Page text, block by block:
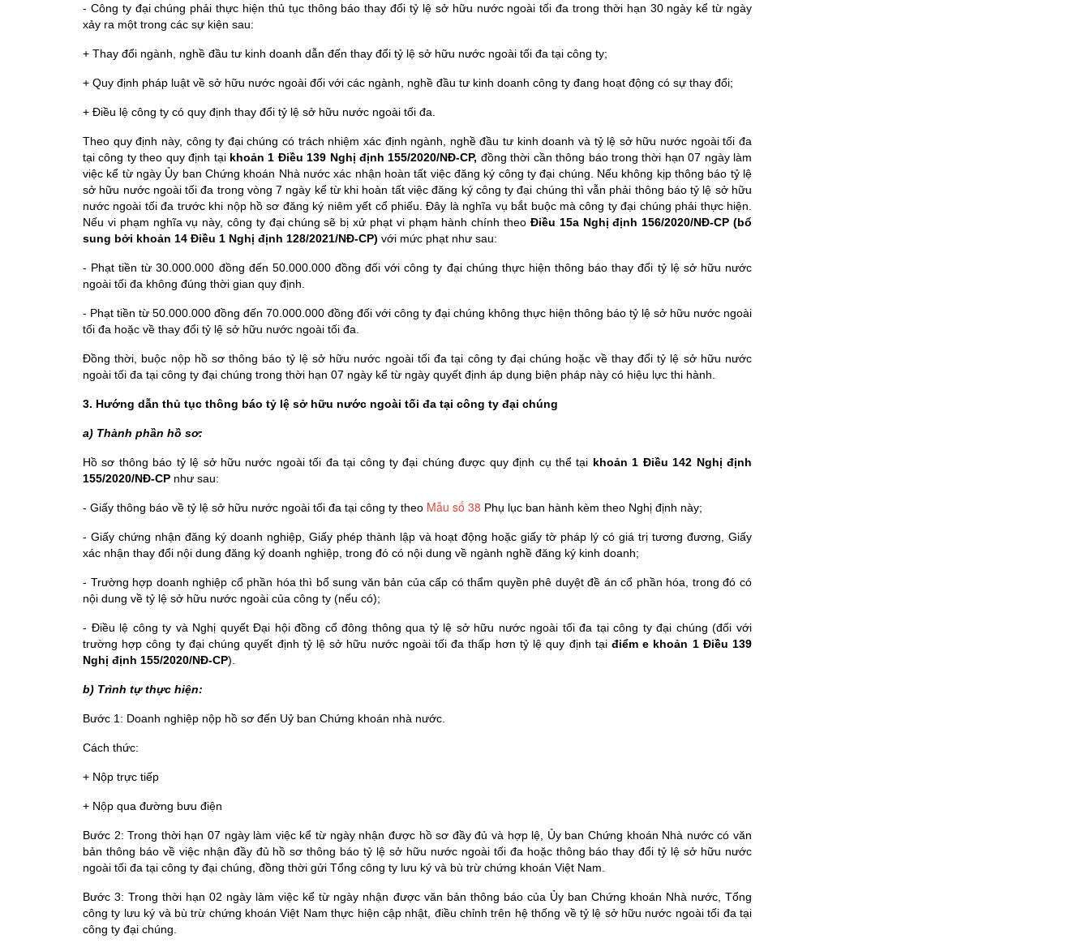
- Công ty đại chúng phải thực hiện thủ tục thông báo thay đổi tỷ lệ sở hữu nước ngoài tối đa trong thời hạn 30 ngày kể từ ngày
xảy ra một trong các sự kiện sau:
+ Thay đổi ngành, nghề đầu tư kinh doanh dẫn đến thay đổi tỷ lệ sở hữu nước ngoài tối đa tại công ty;
+ Quy định pháp luật về sở hữu nước ngoài đối với các ngành, nghề đầu tư kinh doanh công ty đang hoạt động có sự thay đổi;
+ Điều lệ công ty có quy định thay đổi tỷ lệ sở hữu nước ngoài tối đa.
Theo quy định này, công ty đại chúng có trách nhiệm xác định ngành, nghề đầu tư kinh doanh và tỷ lệ sở hữu nước ngoài tối đa
tại công ty theo quy định tại khoản 1 Điều 139 Nghị định 155/2020/NĐ-CP, đồng thời cần thông báo trong thời hạn 07 ngày làm
việc kể từ ngày Ủy ban Chứng khoán Nhà nước xác nhận hoàn tất việc đăng ký công ty đại chúng. Nếu không kịp thông báo tỷ lệ
sở hữu nước ngoài tối đa trong vòng 7 ngày kể từ khi hoàn tất việc đăng ký công ty đại chúng thì vẫn phải thông báo tỷ lệ sở hữu
nước ngoài tối đa trước khi nộp hồ sơ đăng ký niêm yết cổ phiếu. Đây là nghĩa vụ bắt buộc mà công ty đại chúng phải thực hiện.
Nếu vi phạm nghĩa vụ này, công ty đại chúng sẽ bị xử phạt vi phạm hành chính theo Điều 15a Nghị định 156/2020/NĐ-CP (bổ
sung bởi khoản 14 Điều 1 Nghị định 128/2021/NĐ-CP) với mức phạt như sau:
- Phạt tiền từ 30.000.000 đồng đến 50.000.000 đồng đối với công ty đại chúng thực hiện thông báo thay đổi tỷ lệ sở hữu nước
ngoài tối đa không đúng thời gian quy định.
- Phạt tiền từ 50.000.000 đồng đến 70.000.000 đồng đối với công ty đại chúng không thực hiện thông báo tỷ lệ sở hữu nước ngoài
tối đa hoặc về thay đổi tỷ lệ sở hữu nước ngoài tối đa.
Đồng thời, buộc nộp hồ sơ thông báo tỷ lệ sở hữu nước ngoài tối đa tại công ty đại chúng hoặc về thay đổi tỷ lệ sở hữu nước
ngoài tối đa tại công ty đại chúng trong thời hạn 07 ngày kể từ ngày quyết định áp dụng biện pháp này có hiệu lực thi hành.
3. Hướng dẫn thủ tục thông báo tỷ lệ sở hữu nước ngoài tối đa tại công ty đại chúng
a) Thành phần hồ sơ:
Hồ sơ thông báo tỷ lệ sở hữu nước ngoài tối đa tại công ty đại chúng được quy định cụ thể tại khoản 1 Điều 142 Nghị định
155/2020/NĐ-CP như sau:
- Giấy thông báo về tỷ lệ sở hữu nước ngoài tối đa tại công ty theo Mẫu số 38 Phụ lục ban hành kèm theo Nghị định này;
- Giấy chứng nhận đăng ký doanh nghiệp, Giấy phép thành lập và hoạt động hoặc giấy tờ pháp lý có giá trị tương đương, Giấy
xác nhận thay đổi nội dung đăng ký doanh nghiệp, trong đó có nội dung về ngành nghề đăng ký kinh doanh;
- Trường hợp doanh nghiệp cổ phần hóa thì bổ sung văn bản của cấp có thẩm quyền phê duyệt đề án cổ phần hóa, trong đó có
nội dung về tỷ lệ sở hữu nước ngoài của công ty (nếu có);
- Điều lệ công ty và Nghị quyết Đại hội đồng cổ đông thông qua tỷ lệ sở hữu nước ngoài tối đa tại công ty đại chúng (đối với
trường hợpcông ty đại chúng quyết định tỷ lệ sở hữu nước ngoài tối đa thấp hơn tỷ lệquy định tại điểm e khoản 1 Điều 139
Nghị định 155/2020/NĐ-CP).
b) Trình tự thực hiện:
Bước 1: Doanh nghiệp nộp hồ sơ đến Uỷ ban Chứng khoán nhà nước.
Cách thức:
+ Nộp trực tiếp
+ Nộp qua đường bưu điện
Bước 2:Trong thời hạn 07 ngày làm việc kể từ ngày nhận được hồ sơ đầy đủ và hợp lệ, Ủy ban Chứng khoán Nhà nước có văn
bản thông báo về việc nhận đầy đủ hồ sơ thông báo tỷ lệ sở hữu nước ngoài tối đa hoặc thông báo thay đổi tỷ lệ sở hữu nước
ngoài tối đa tại công ty đại chúng, đồng thời gửi Tổng công ty lưu ký và bù trừ chứng khoán Việt Nam.
Bước 3: Trong thời hạn 02 ngày làm việc kể từ ngày nhận được văn bản thông báo của Ủy ban Chứng khoán Nhà nước, Tổng
công ty lưu ký và bù trừ chứng khoán Việt Nam thực hiện cập nhật, điều chỉnh trên hệ thống về tỷ lệ sở hữu nước ngoài tối đa tại
công ty đại chúng.